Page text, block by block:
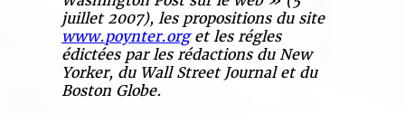
juillet 2007), les propositions du site
www.poynter.orget les régles
édictées par les rédactions du New
Yorker, du Wall Street Journal et du
Boston Globe.